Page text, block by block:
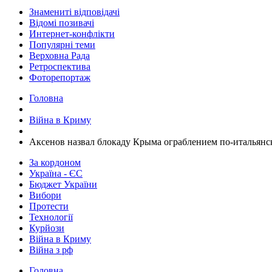
Знамениті відповідачі
Відомі позивачі
Интернет-конфлікти
Популярні теми
Верховна Рада
Ретроспектива
Фоторепортаж
Головна
Війна в Криму
Аксенов назвал блокаду Крыма ограблением по-
За кордоном
Україна - ЄС
Бюджет України
Вибори
Протести
Технології
Курйози
Війна в Криму
Війна з рф